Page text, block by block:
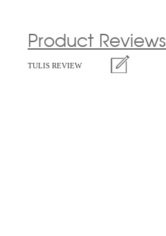
Product Reviews
TULIS REVIEW